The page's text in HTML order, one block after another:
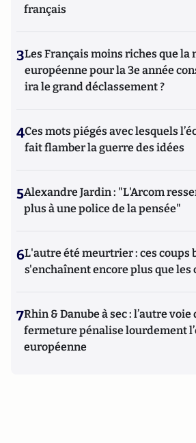
français
3Les Français moins riches que la
européenne pour la 3e année
ira le grand déclassement ?
4Ces mots piégés avec lesquels
fait flamber la guerre des idées
5Alexandre Jardin : "L'Arcom
plus à une police de la pensée"
6L'autre été meurtrier : ces coups
s'enchaînent encore plus que les
7Rhin & Danube à sec : l’autre voie
fermeture pénalise lourdement
européenne